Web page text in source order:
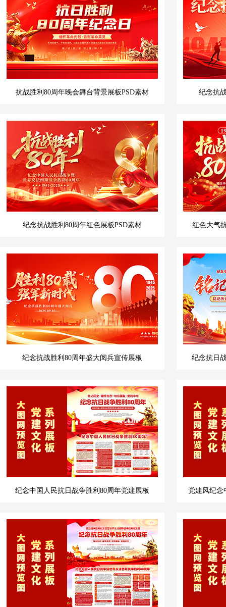
抗战胜利80周年晚会舞台背景展板PSD素材 纪念抗
纪念抗战胜利80周年红色展板PSD素材 红色大气
纪念抗战胜利80周年盛大阅兵宣传展板 纪念抗日
纪念中国人民抗日战争胜利80周年党建展板 党建风纪念